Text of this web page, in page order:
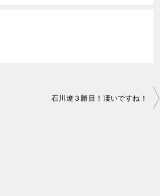
石川遼３勝目！凄いですね！